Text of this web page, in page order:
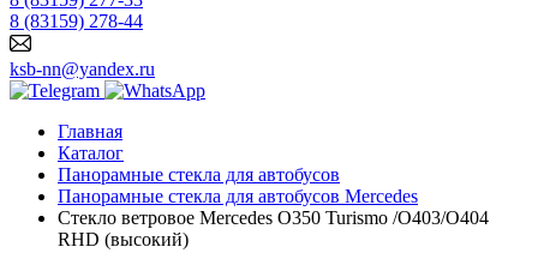
8 (83159) 278-44
ksb-nn@yandex.ru
Главная
Каталог
Панорамные стекла для автобусов
Панорамные стекла для автобусов Mercedes
Стекло ветровое Mercedes O350 Turismo /O403/O404
RHD (высокий)